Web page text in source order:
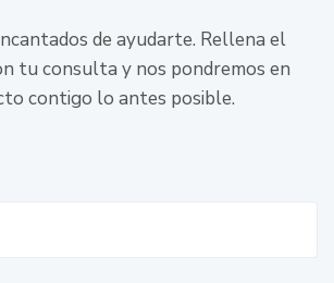
de ayudarte. Rellena el
tu consulta y nos pondremos en
contigo lo antes posible.